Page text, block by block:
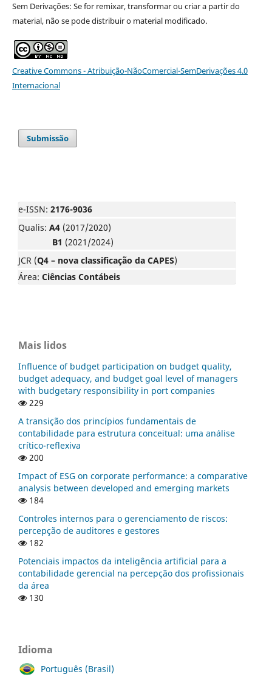
Sem Derivações: Se for remixar, transformar ou criar a partir do
material, não se pode distribuir o material modificado.
Creative Commons - Atribuição-NãoComercial-SemDerivações 4.0
Internacional
Submissão
e-ISSN: 2176-9036
Qualis: A4 (2017/2020)
B1 (2021/2024)
JCR (Q4 – nova classificação da CAPES)
Área: Ciências Contábeis
Mais lidos
Influence of budget participation on budget quality,
budget adequacy, and budget goal level of managers
with budgetary responsibility in port companies
229
A transição dos princípios fundamentais de
contabilidade para estrutura conceitual: uma análise
crítico-reflexiva
200
Impact of ESG on corporate performance: a comparative
analysis between developed and emerging markets
184
Controles internos para o gerenciamento de riscos:
percepção de auditores e gestores
182
Potenciais impactos da inteligência artificial para a
contabilidade gerencial na percepção dos profissionais
da área
130
Idioma
Português (Brasil)